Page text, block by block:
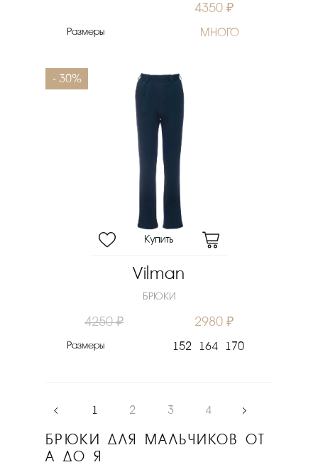
4350 ₽
Размеры МНОГО
- 30%
Vilman
БРЮКИ
4250 ₽ 2980 ₽
Размеры 152 164 170
‹ 1 2 3 4 ›
БРЮКИ ДЛЯ МАЛЬЧИКОВ ОТ
А ДО Я